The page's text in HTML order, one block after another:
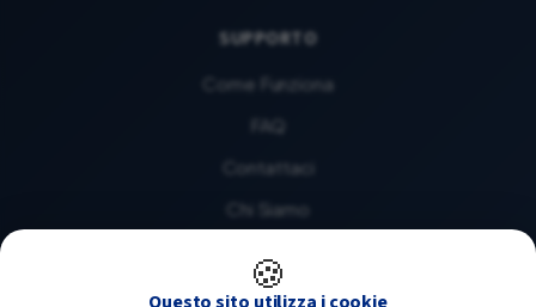
SUPPORTO
Come Funziona
FAQ
Contattaci
Chi Siamo
LEGALE
🍪